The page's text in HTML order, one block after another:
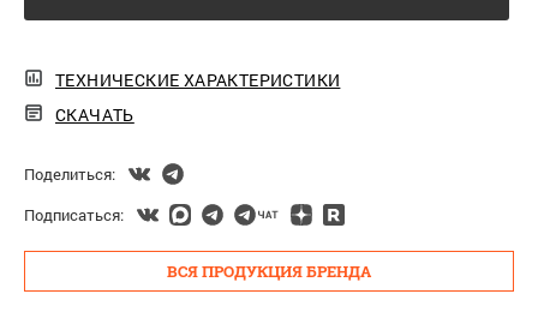
ТЕХНИЧЕСКИЕ ХАРАКТЕРИСТИКИ
СКАЧАТЬ
Поделиться:
Подписаться:
ВСЯ ПРОДУКЦИЯ БРЕНДА